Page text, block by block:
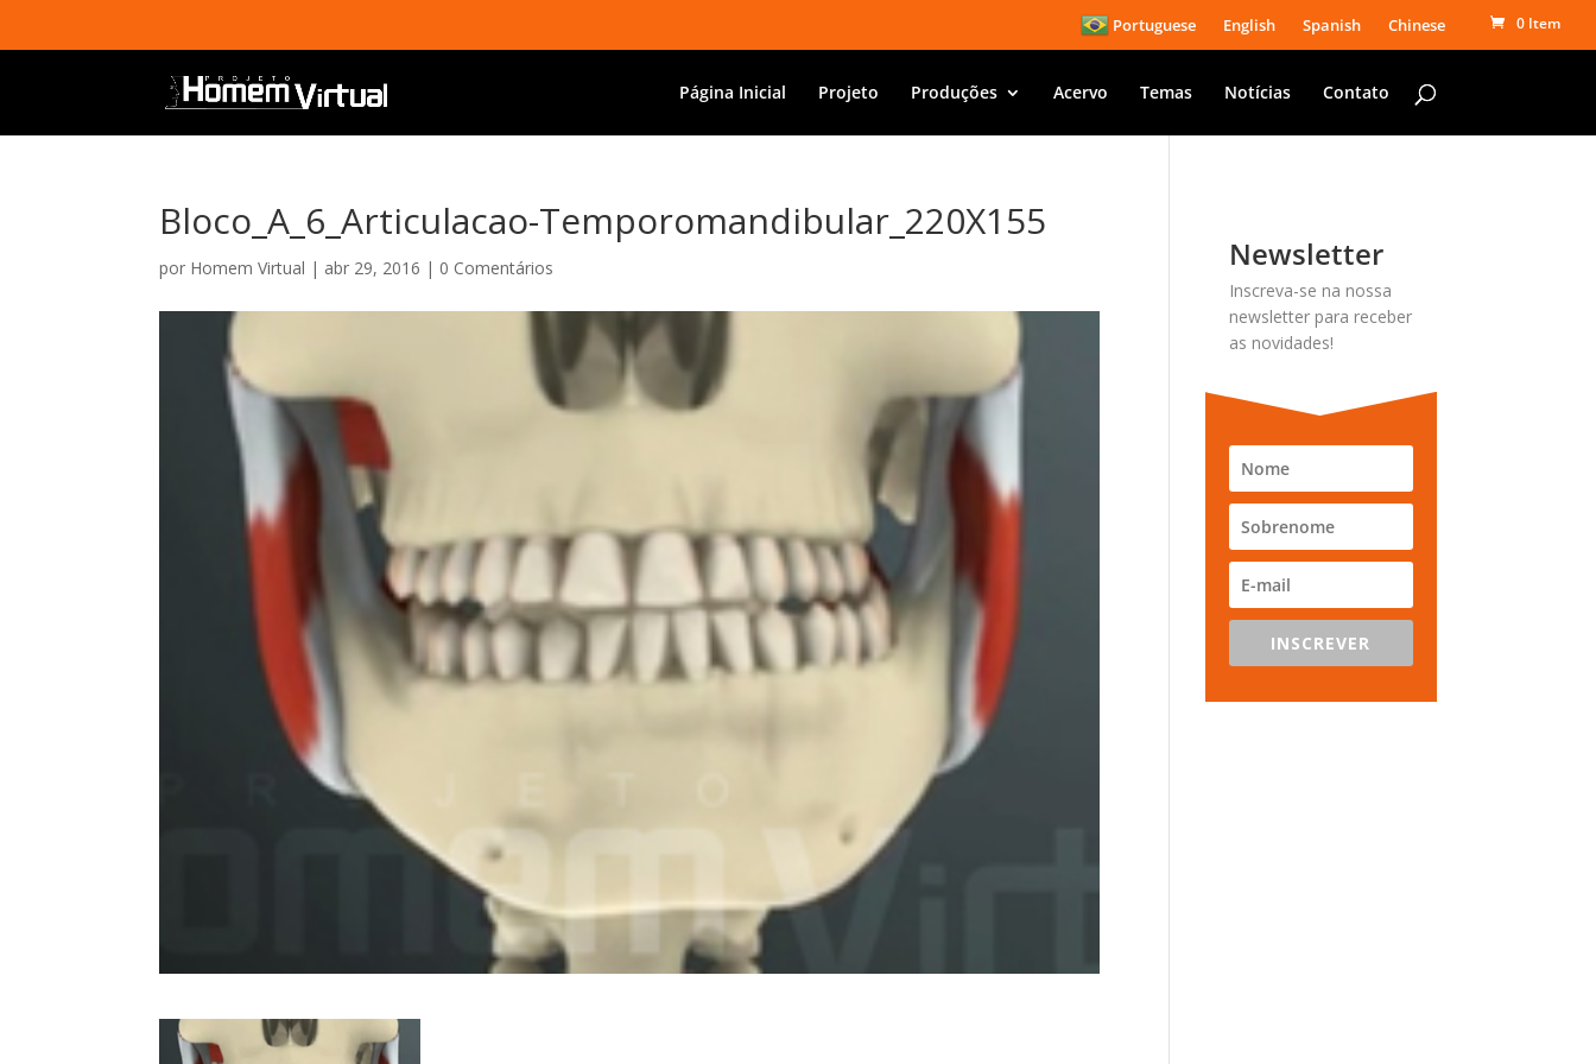
Portuguese English Spanish Chinese 0 Item
Página Inicial Projeto Produções Acervo Temas Notícias Contato
Bloco_A_6_Articulacao-Temporomandibular_220X155
por Homem Virtual | abr 29, 2016 | 0 Comentários Newsletter
Inscreva-se na nossa
newsletter para receber
as novidades!
INSCREVER